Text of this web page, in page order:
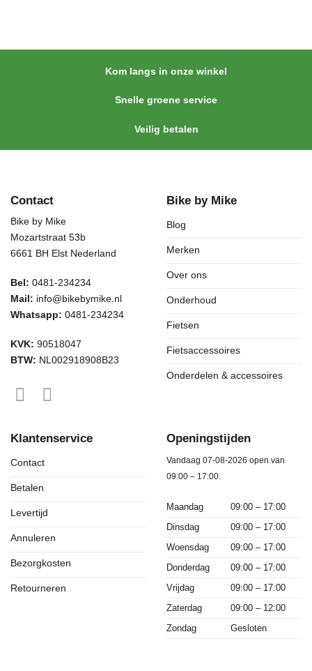
Kom langs in onze winkel
Snelle groene service
Veilig betalen
Contact
Bike by Mike
Mozartstraat 53b
6661 BH Elst Nederland
Bel: 0481-234234
Mail: info@bikebymike.nl
Whatsapp: 0481-234234
KVK: 90518047
BTW: NL002918908B23
Bike by Mike
Blog
Merken
Over ons
Onderhoud
Fietsen
Fietsaccessoires
Onderdelen & accessoires
Klantenservice
Contact
Betalen
Levertijd
Annuleren
Bezorgkosten
Retourneren
Openingstijden
Vandaag 07-08-2026 open van
09:00 – 17:00.
Maandag
09:00 – 17:00
Dinsdag
09:00 – 17:00
Woensdag
09:00 – 17:00
Donderdag
09:00 – 17:00
Vrijdag
09:00 – 17:00
Zaterdag
09:00 – 12:00
Zondag
Gesloten